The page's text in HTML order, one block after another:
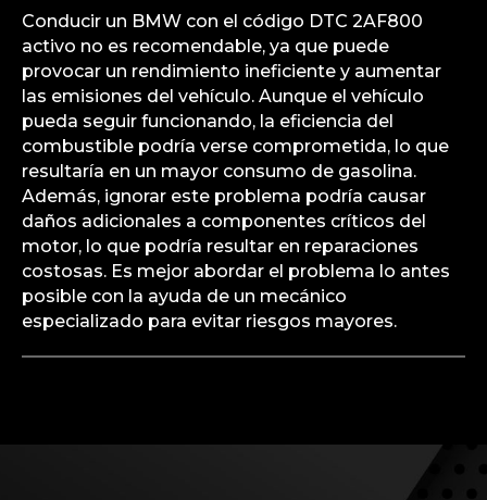
Conducir un BMW con el código DTC 2AF800
activo no es recomendable, ya que puede
provocar un rendimiento ineficiente y aumentar
las emisiones del vehículo. Aunque el vehículo
pueda seguir funcionando, la eficiencia del
combustible podría verse comprometida, lo que
resultaría en un mayor consumo de gasolina.
Además, ignorar este problema podría causar
daños adicionales a componentes críticos del
motor, lo que podría resultar en reparaciones
costosas. Es mejor abordar el problema lo antes
posible con la ayuda de un mecánico
especializado para evitar riesgos mayores.